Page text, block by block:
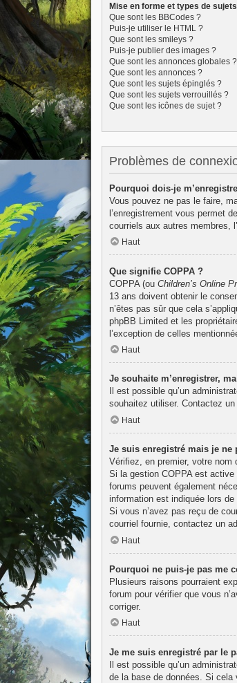
Mise en forme et types de sujets
Que sont les BBCodes ?
Puis-je utiliser le HTML ?
Que sont les smileys ?
Puis-je publier des images ?
Que sont les annonces globales ?
Que sont les annonces ?
Que sont les sujets épinglés ?
Que sont les sujets verrouillés ?
Que sont les icônes de sujet ?
Problèmes de
Pourquoi dois-je
Vous pouvez ne pas le faire,
l’enregistrement vous permet
courriels aux autres membres,
Haut
Que signifie COPPA ?
COPPA (ou Children’s Online
13 ans doivent obtenir le
n’êtes pas sûr que cela
phpBB Limited et les
l’exception de celles
Haut
Je souhaite m’enregistrer,
Il est possible qu’un
souhaitez utiliser. Contactez
Haut
Je suis enregistré mais je ne
Vérifiez, en premier, votre nom
Si la gestion COPPA est
forums peuvent également
information est indiquée lors
Si vous n’avez pas reçu de
courriel fournie, contactez un
Haut
Pourquoi ne puis-je pas me
Plusieurs raisons pourraient
forum pour vérifier que vous
corriger.
Haut
Je me suis enregistré par le
Il est possible qu’un
de la base de données. Si